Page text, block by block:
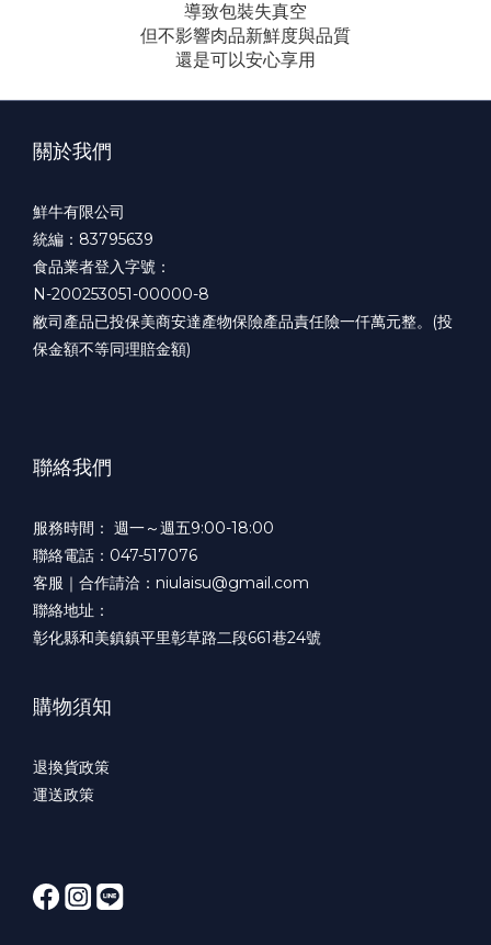
導致包裝失真空
但不影響肉品新鮮度與品質
還是可以安心享用
關於我們
鮮牛有限公司
統編：83795639
食品業者登入字號：
N-200253051-00000-8
敝司產品已投保美商安達產物保險產品責任險一仟萬元整。(投
保金額不等同理賠金額)
聯絡我們
服務時間： 週一～週五9:00-18:00
聯絡電話：047-517076
客服｜合作請洽：niulaisu@gmail.com
聯絡地址：
彰化縣和美鎮鎮平里彰草路二段661巷24號
購物須知
退換貨政策
運送政策